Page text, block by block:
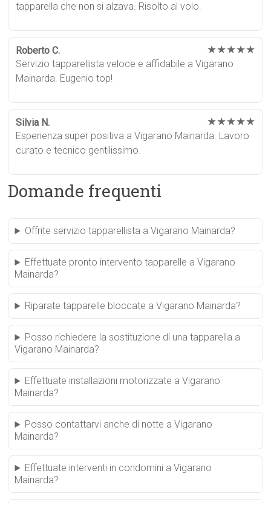
tapparella che non si alzava. Risolto al volo.
Roberto C. ★★★★★
Servizio tapparellista veloce e affidabile a Vigarano
Mainarda. Eugenio top!
Silvia N. ★★★★★
Esperienza super positiva a Vigarano Mainarda. Lavoro
curato e tecnico gentilissimo.
Domande frequenti
Offrite servizio tapparellista a Vigarano Mainarda?
Effettuate pronto intervento tapparelle a Vigarano
Mainarda?
Riparate tapparelle bloccate a Vigarano Mainarda?
Posso richiedere la sostituzione di una tapparella a
Vigarano Mainarda?
Effettuate installazioni motorizzate a Vigarano
Mainarda?
Posso contattarvi anche di notte a Vigarano
Mainarda?
Effettuate interventi in condomini a Vigarano
Mainarda?